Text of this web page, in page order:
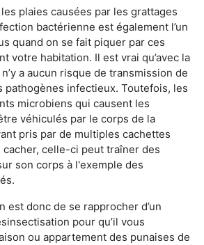
plaies causées par les grattages
bactérienne est également l’un
quand on se fait piquer par ces
votre habitation. Il est vrai qu’avec la
a aucun risque de transmission de
pathogènes infectieux. Toutefois, les
microbiens qui causent les
véhiculés par le corps de la
pris par de multiples cachettes
celle-ci peut traîner des
son corps à l'exemple des
est donc de se rapprocher d’un
pour qu’il vous
ou appartement des punaises de